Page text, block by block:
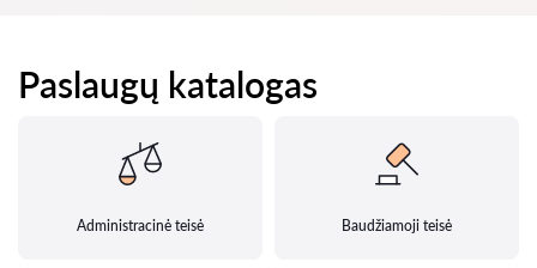
Paslaugų katalogas
Administracinė teisė Baudžiamoji teisė